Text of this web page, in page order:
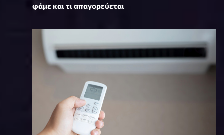
φάμε και τι απαγορεύεται